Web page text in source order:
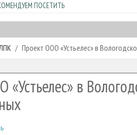
ПОСЕТИТЬ
Проект ООО «Устьелес» в
«Устьелес» в